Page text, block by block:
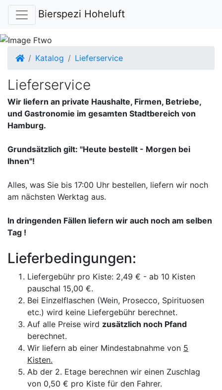
Bierspezi Hoheluft
Startseite
Katalog Lieferservice
Lieferservice
Wir liefern an private Haushalte, Firmen, Betriebe,
und Gastronomie im gesamten Stadtbereich von
Hamburg.
Grundsätzlich gilt: "Heute bestellt - Morgen bei
Ihnen"!
Alles, was Sie bis 17:00 Uhr bestellen, liefern wir noch
am nächsten Werktag aus.
In dringenden Fällen liefern wir auch noch am selben
Tag !
Lieferbedingungen:
Liefergebühr pro Kiste: 2,49 € - ab 10 Kisten
pauschal 15,00 €.
Bei Einzelflaschen (Wein, Prosecco, Spirituosen
etc.) wird keine Liefergebühr berechnet.
Auf alle Preise wird zusätzlich noch Pfand
berechnet.
Wir liefern ab einer Mindestabnahme von 5
Kisten.
Ab der 2. Etage berechnen wir einen Zuschlag
von 0,50 € pro Kiste für den Fahrer.